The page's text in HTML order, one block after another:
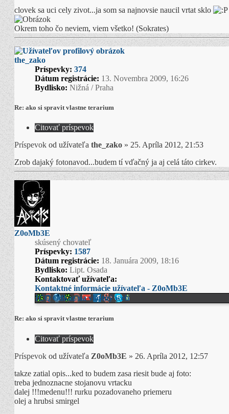
clovek sa uci cely zivot...ja som sa najnovsie naucil vrtat sklo
Okrem toho čo neviem, viem všetko! (Sokrates)
the_zako
Príspevky: 374
Dátum registrácie: 13. Novembra 2009, 16:26
Bydlisko: Nižná / Praha
Re: ako si spravit vlastne terarium
Citovať príspevok
Príspevok od užívateľa the_zako » 25. Apríla 2012, 21:53
Zrob dajaký fotonavod...budem tí vďačný ja aj celá táto cirkev.
Z0oMb3E
skúsený chovateľ
Príspevky: 1587
Dátum registrácie: 18. Januára 2009, 18:16
Bydlisko: Lipt. Osada
Kontaktovať užívateľa:
Kontaktné informácie užívateľa - Z0oMb3E
ICQ Odkaz na vlastný web
Re: ako si spravit vlastne terarium
Citovať príspevok
Príspevok od užívateľa Z0oMb3E » 26. Apríla 2012, 12:57
takze zatial opis...ked to budem zasa riesit bude aj foto:
treba jednoznacne stojanovu vrtacku
dalej !!!medenu!!! rurku pozadovaneho priemeru
olej a hrubsi smirgel